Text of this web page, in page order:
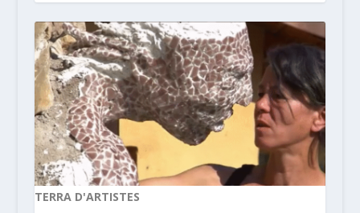
TERRA D'ARTISTES